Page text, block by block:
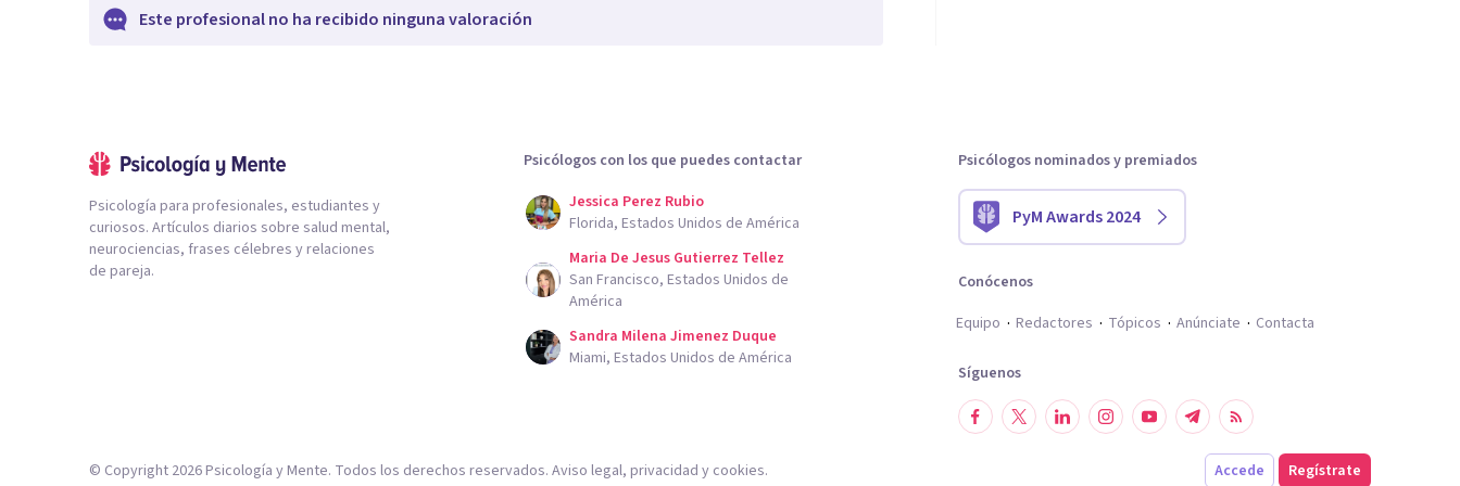
Este profesional no ha recibido ninguna valoración
Psicología para profesionales, estudiantes y
curiosos. Artículos diarios sobre salud mental,
neurociencias, frases célebres y relaciones
de pareja.
Psicólogos con los que puedes contactar
Jessica Perez Rubio
Florida, Estados Unidos de América
Maria De Jesus Gutierrez Tellez
San Francisco, Estados Unidos de
América
Sandra Milena Jimenez Duque
Miami, Estados Unidos de América
Psicólogos nominados y premiados
PyM Awards 2024
Conócenos
Equipo
Redactores Tópicos Anúnciate Contacta
Síguenos
Accede Regístrate
© Copyright 2026Psicología y Mente. Todos los derechos reservados. Aviso legal, privacidad y cookies.